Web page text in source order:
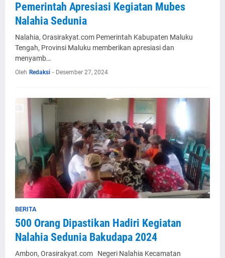
Pemerintah Apresiasi Kegiatan Mubes
Nalahia Sedunia
Nalahia, Orasirakyat.com Pemerintah Kabupaten Maluku
Tengah, Provinsi Maluku memberikan apresiasi dan
menyamb…
Oleh Redaksi - Desember 27, 2024
BERITA
500 Orang Dipastikan Hadiri Kegiatan
Nalahia Sedunia Bakudapa 2024
Ambon, Orasirakyat.com Negeri Nalahia Kecamatan